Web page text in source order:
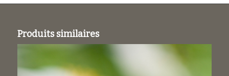
Produits similaires